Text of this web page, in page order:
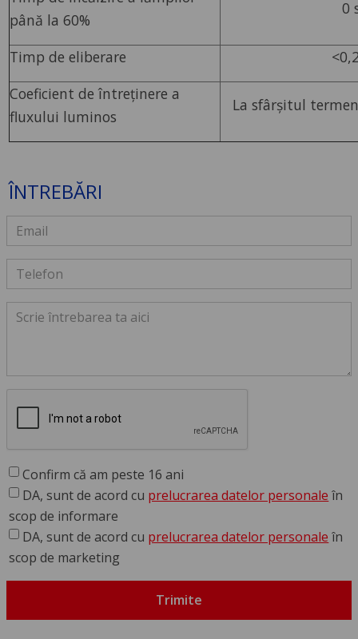
până la 60%
0
Timp de eliberare
Coeficient de întreținere a
fluxului luminos
La sfârșitul
ÎNTREBĂRI
Confirm că am peste 16 ani
DA, sunt de acord cu prelucrarea datelor personale în
scop de informare
DA, sunt de acord cu prelucrarea datelor personale în
scop de marketing
Trimite